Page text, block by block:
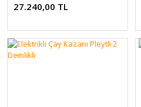
27.240,00 TL